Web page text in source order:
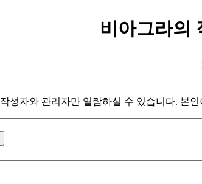
비아그라의
작성자와 관리자만 열람하실 수 있습니다. 본